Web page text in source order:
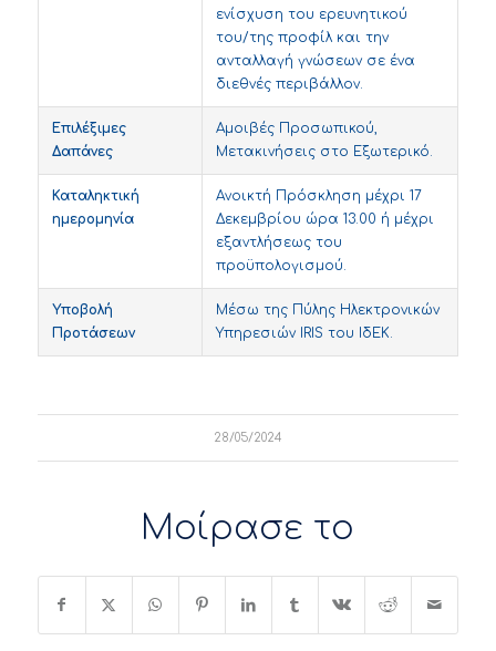
ενίσχυση του ερευνητικού
του/της προφίλ και την
ανταλλαγή γνώσεων σε ένα
διεθνές περιβάλλον.
Επιλέξιμες
Δαπάνες
Αμοιβές Προσωπικού,
Μετακινήσεις στο Εξωτερικό.
Καταληκτική
ημερομηνία
Ανοικτή Πρόσκληση μέχρι 17
Δεκεμβρίου ώρα 13.00 ή μέχρι
εξαντλήσεως του
προϋπολογισμού.
Υποβολή
Προτάσεων
Μέσω της Πύλης Ηλεκτρονικών
Υπηρεσιών IRIS του ΙδΕΚ.
28/05/2024
Μοίρασε το